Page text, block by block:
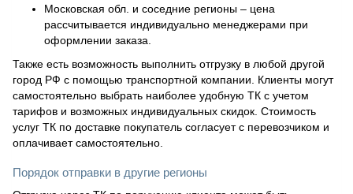
Московская обл. и соседние регионы – цена
рассчитывается индивидуально менеджерами при
оформлении заказа.
Также есть возможность выполнить отгрузку в любой другой
город РФ с помощью транспортной компании. Клиенты могут
самостоятельно выбрать наиболее удобную ТК с учетом
тарифов и возможных индивидуальных скидок. Стоимость
услуг ТК по доставке покупатель согласует с перевозчиком и
оплачивает самостоятельно.
Порядок отправки в другие регионы